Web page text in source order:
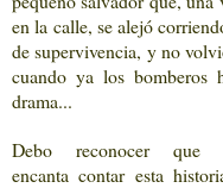
en la calle, se alejó
de supervivencia, y no
cuando ya los bomberos
drama...
Debo reconocer que
encanta contar esta